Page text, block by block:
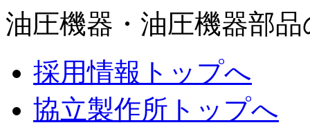
油圧機器・油圧機器部
採用情報トップへ
協立製作所トップへ